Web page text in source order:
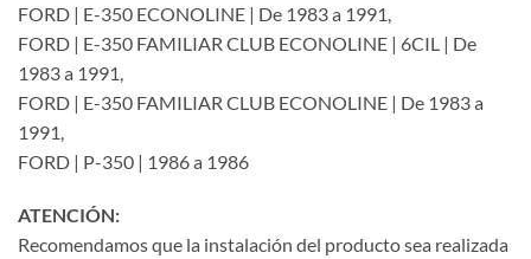
FORD | E-350 ECONOLINE | De 1983 a 1991,
FORD | E-350 FAMILIAR CLUB ECONOLINE | 6CIL | De
1983 a 1991,
FORD | E-350 FAMILIAR CLUB ECONOLINE | De 1983 a
1991,
FORD | P-350 | 1986 a 1986
ATENCIÓN:
Recomendamos que la instalación del producto sea realizada